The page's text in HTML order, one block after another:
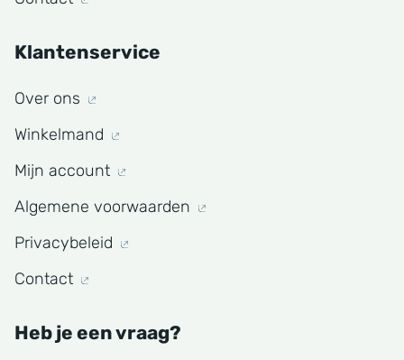
Klantenservice
Over ons
Winkelmand
Mijn account
Algemene voorwaarden
Privacybeleid
Contact
Heb je een vraag?